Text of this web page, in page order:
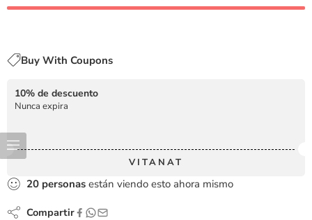
Buy With Coupons
10% de descuento
Nunca expira
VITANAT
20 personas están viendo esto ahora mismo
Compartir